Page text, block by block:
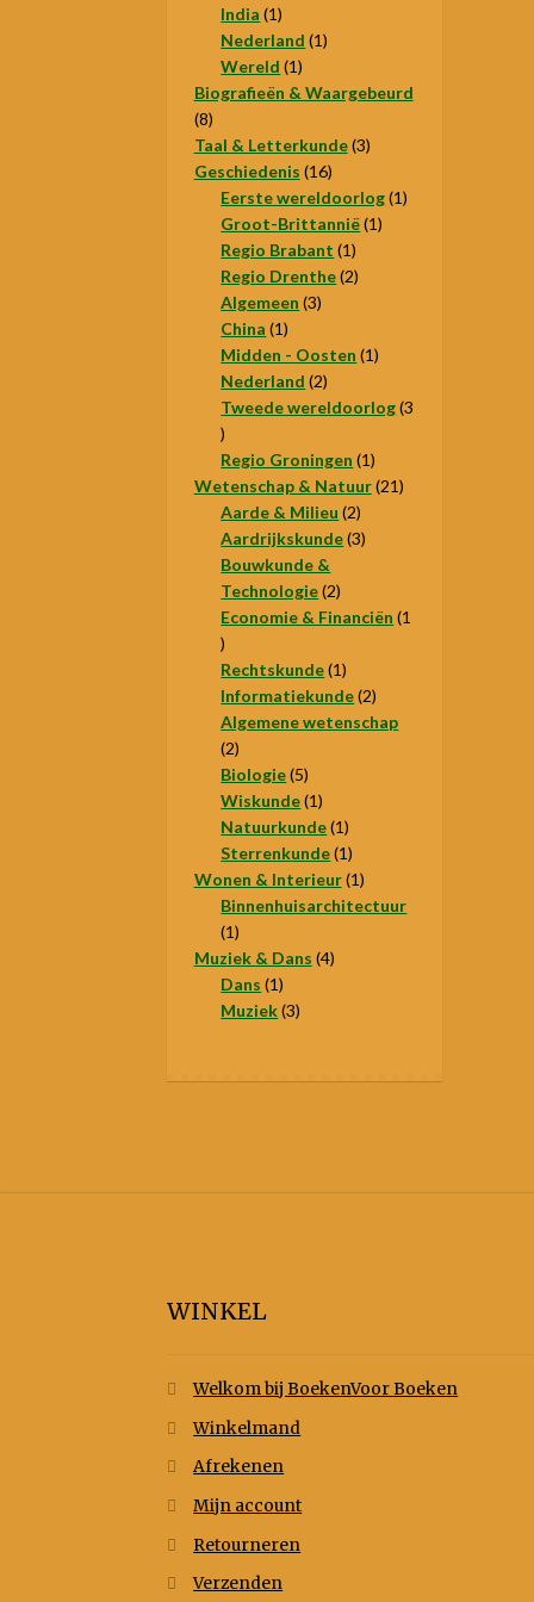
India 11
product
Nederland 11
Wereld 11
product
Biografieën & Waargebeurd
88
producten
Taal & Letterkunde 33
Geschiedenis 1616
producten
Eerste wereldoorlog 11
Groot-Brittannië 11
Regio Brabant 11
product
Regio Drenthe 22
Algemeen 33
China 11
product
Midden - Oosten 11
Nederland 22
producten
Tweede wereldoorlog 3
3
producten
Regio Groningen 11
product
Wetenschap & Natuur 2121
Aarde & Milieu 22
producten
Aardrijkskunde 33
Bouwkunde &
Technologie 22
producten
Economie & Financiën 1
1
product
Rechtskunde 11
product
Informatiekunde 22
producten
Algemene wetenschap
22
producten
Biologie 55
producten
Wiskunde 11
product
Natuurkunde 11
product
Sterrenkunde 11
product
Wonen & Interieur 11
product
Binnenhuisarchitectuur
11
product
Muziek & Dans 44
Dans 11
product
Muziek 33
WINKEL
Welkom bij BoekenVoor Boeken
Winkelmand
Afrekenen
Mijn account
Retourneren
Verzenden